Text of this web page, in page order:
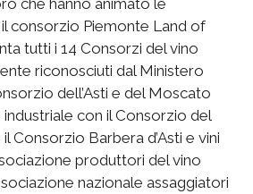
consorzio Piemonte Land of
tutti i 14 Consorzi del vino
riconosciuti dal Ministero
dell’Asti e del Moscato
industriale con il Consorzio del
Consorzio Barbera d’Asti e vini
produttori del vino
nazionale assaggiatori